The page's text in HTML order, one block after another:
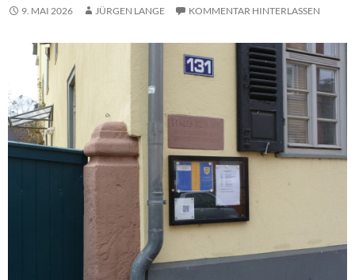
9. MAI 2026 JÜRGEN LANGE KOMMENTAR HINTERLASSEN